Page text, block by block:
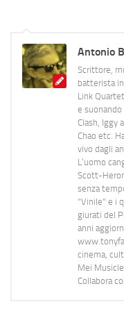
Antonio
Scrittore,
batterista
Link
e
Clash, Iggy
Chao etc.
vivo dagli
L’uomo
Scott-
senza
"Vinile" e i
giurati del
anni
cinema,
Mei
Collabora